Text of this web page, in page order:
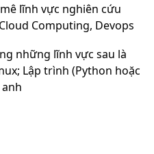
lĩnh vực nghiên cứu
Computing, Devops
những lĩnh vực sau là
Lập trình (Python hoặc